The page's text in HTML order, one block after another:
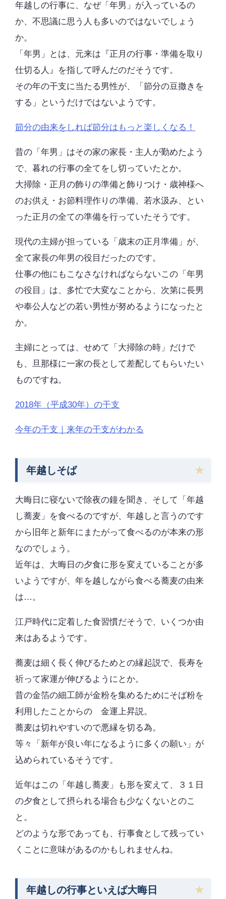
年越しの行事に、なぜ「年男」が入っているの
か、不思議に思う人も多いのではないでしょう
か。
「年男」とは、元来は『正月の行事・準備を取り
仕切る人』を指して呼んだのだそうです。
その年の干支に当たる男性が、「節分の豆撒きを
する」というだけではないようです。
節分の由来をしれば節分はもっと楽しくなる！
昔の「年男」はその家の家長・主人が勤めたよう
で、暮れの行事の全てをし切っていたとか。
大掃除・正月の飾りの準備と飾りつけ・歳神様へ
のお供え・お節料理作りの準備、若水汲み、とい
った正月の全ての準備を行っていたそうです。
現代の主婦が担っている「歳末の正月準備」が、
全て家長の年男の役目だったのです。
仕事の他にもこなさなければならないこの「年男
の役目」は、多忙で大変なことから、次第に長男
や奉公人などの若い男性が努めるようになったと
か。
主婦にとっては、せめて「大掃除の時」だけで
も、旦那様に一家の長として差配してもらいたい
ものですね。
2018年（平成30年）の干支
今年の干支｜来年の干支がわかる
年越しそば
大晦日に寝ないで除夜の鐘を聞き、そして「年越
し蕎麦」を食べるのですが、年越しと言うのです
から旧年と新年にまたがって食べるのが本来の形
なのでしょう。
近年は、大晦日の夕食に形を変えていることが多
いようですが、年を越しながら食べる蕎麦の由来
は…。
江戸時代に定着した食習慣だそうで、いくつか由
来はあるようです。
蕎麦は細く長く伸びるためとの縁起説で、長寿を
祈って家運が伸びるようにとか。
昔の金箔の細工師が金粉を集めるためにそば粉を
利用したことからの 金運上昇説。
蕎麦は切れやすいので悪縁を切る為。
等々「新年が良い年になるように多くの願い」が
込められているそうです。
近年はこの「年越し蕎麦」も形を変えて、３１日
の夕食として摂られる場合も少なくないとのこ
と。
どのような形であっても、行事食として残ってい
くことに意味があるのかもしれませんね。
年越しの行事といえば大晦日